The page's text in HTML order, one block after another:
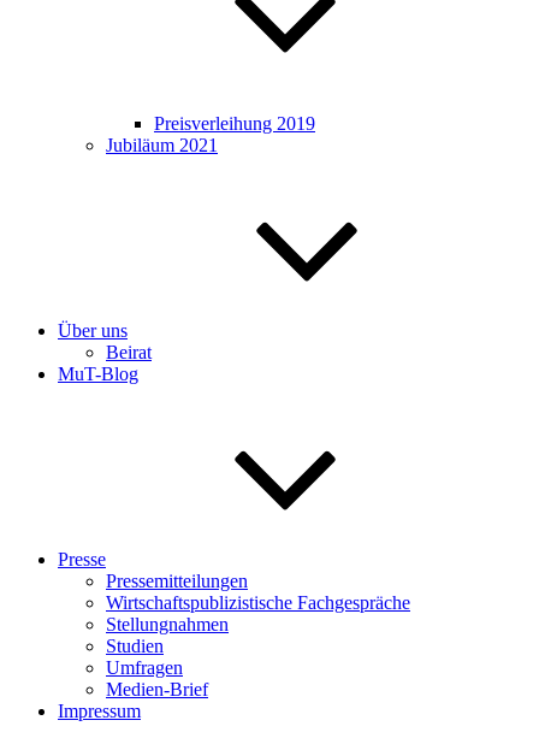
Preisverleihung 2019
Jubiläum 2021
Über uns
Beirat
MuT-Blog
Presse
Pressemitteilungen
Wirtschaftspublizistische Fachgespräche
Stellungnahmen
Studien
Umfragen
Medien-Brief
Impressum